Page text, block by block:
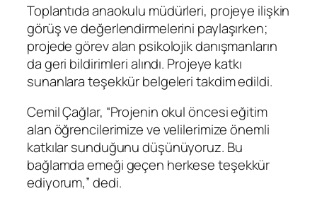
Toplantıda anaokulu müdürleri, projeye ilişkin
görüş ve değerlendirmelerini paylaşırken;
projede görev alan psikolojik danışmanların
da geri bildirimleri alındı. Projeye katkı
sunanlara teşekkür belgeleri takdim edildi.
Cemil Çağlar, “Projenin okul öncesi eğitim
alan öğrencilerimize ve velilerimize önemli
katkılar sunduğunu düşünüyoruz. Bu
bağlamda emeği geçen herkese teşekkür
ediyorum,” dedi.